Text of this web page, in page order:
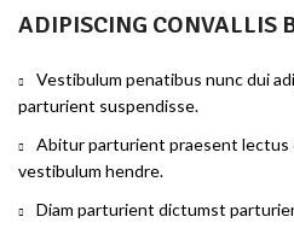
ADIPISCING CONVALLIS
Vestibulum penatibus nunc dui
parturient suspendisse.
Abitur parturient praesent lectus
vestibulum hendre.
Diam parturient dictumst